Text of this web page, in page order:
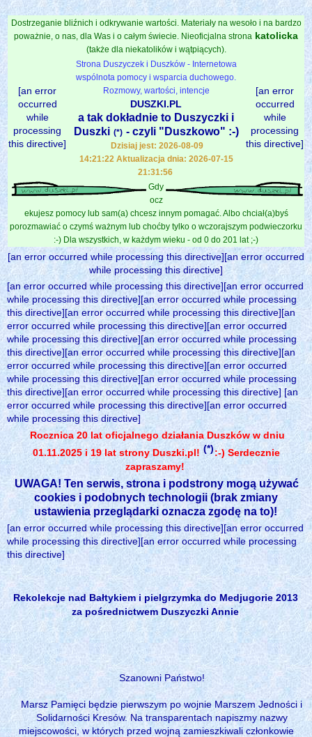
Dostrzeganie bliźnich i odkrywanie wartości. Materiały na wesoło i na bardzo
poważnie, o nas, dla Was i o całym świecie. Nieoficjalna strona katolicka
(także dla niekatolików i wątpiących).
[an error
occurred
while
processing
this directive]
Strona Duszyczek i Duszków - Internetowa
wspólnota pomocy i wsparcia duchowego.
Rozmowy, wartości, intencje
DUSZKI.PL
a tak dokładnie to Duszyczki i
Duszki (*) - czyli "Duszkowo" :-)
Dzisiaj jest: 2026-08-09
14:21:22 Aktualizacja dnia: 2026-07-15
21:31:56
[an error
occurred
while
processing
this directive]
Gdy
ocz
ekujesz pomocy lub sam(a) chcesz innym pomagać. Albo chciał(a)byś
porozmawiać o czymś ważnym lub choćby tylko o wczorajszym podwieczorku
:-) Dla wszystkich, w każdym wieku - od 0 do 201 lat ;-)
[an error occurred while processing this directive][an error occurred
while processing this directive]
[an error occurred while processing this directive][an error occurred
while processing this directive][an error occurred while processing
this directive][an error occurred while processing this directive][an
error occurred while processing this directive][an error occurred
while processing this directive][an error occurred while processing
this directive][an error occurred while processing this directive][an
error occurred while processing this directive][an error occurred
while processing this directive][an error occurred while processing
this directive][an error occurred while processing this directive] [an
error occurred while processing this directive][an error occurred
while processing this directive]
Rocznica 20 lat oficjalnego działania Duszków w dniu
01.11.2025 i 19 lat strony Duszki.pl! (*):-) Serdecznie
zapraszamy!
UWAGA! Ten serwis, strona i podstrony mogą używać
cookies i podobnych technologii (brak zmiany
ustawienia przeglądarki oznacza zgodę na to)!
[an error occurred while processing this directive][an error occurred
while processing this directive][an error occurred while processing
this directive]
Rekolekcje nad Bałtykiem i pielgrzymka do Medjugorie 2013
za pośrednictwem Duszyczki Annie
Szanowni Państwo!
Marsz Pamięci będzie pierwszym po wojnie Marszem Jedności i
Solidarności Kresów. Na transparentach napiszmy nazwy
miejscowości, w których przed wojną zamieszkiwali członkowie